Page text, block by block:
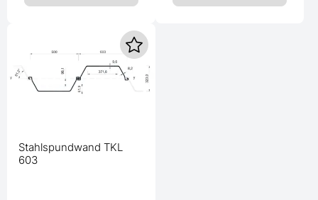
Stahlspundwand TKL
603